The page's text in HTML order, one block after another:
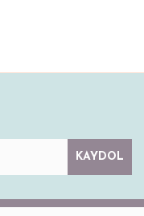
KAYDOL